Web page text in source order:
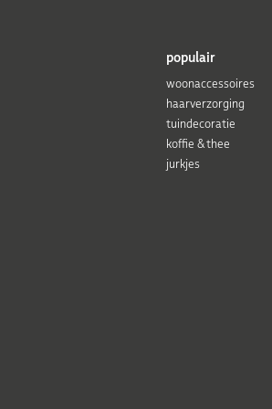
populair
woonaccessoires
haarverzorging
tuindecoratie
koffie & thee
jurkjes